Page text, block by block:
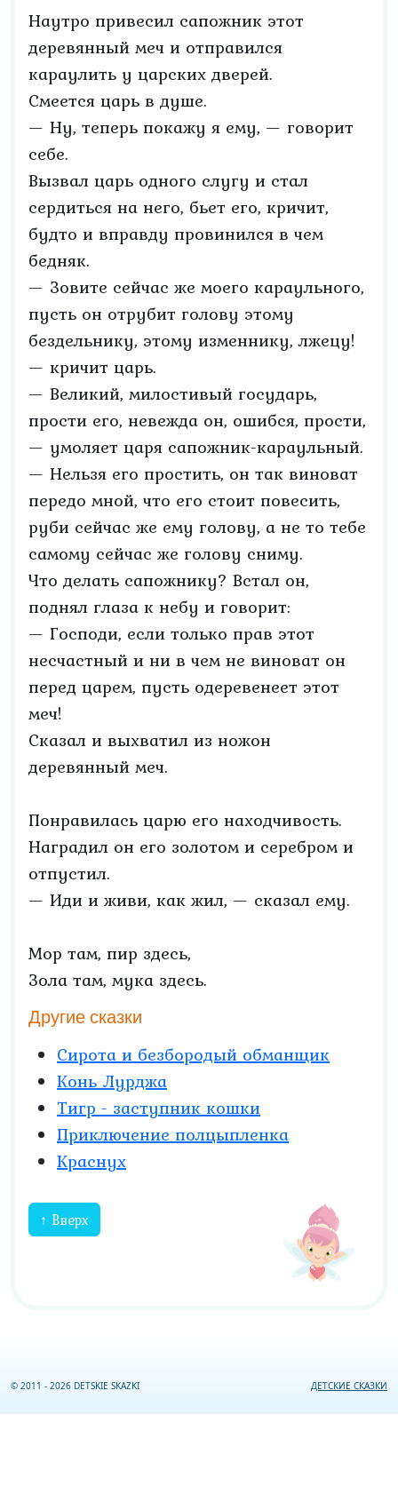
Наутро привесил сапожник этот
деревянный меч и отправился
караулить у царских дверей.
Смеется царь в душе.
— Ну, теперь покажу я ему, — говорит
себе.
Вызвал царь одного слугу и стал
сердиться на него, бьет его, кричит,
будто и вправду провинился в чем
бедняк.
— Зовите сейчас же моего караульного,
пусть он отрубит голову этому
бездельнику, этому изменнику, лжецу!
— кричит царь.
— Великий, милостивый государь,
прости его, невежда он, ошибся, прости,
— умоляет царя сапожник-караульный.
— Нельзя его простить, он так виноват
передо мной, что его стоит повесить,
руби сейчас же ему голову, а не то тебе
самому сейчас же голову сниму.
Что делать сапожнику? Встал он,
поднял глаза к небу и говорит:
— Господи, если только прав этот
несчастный и ни в чем не виноват он
перед царем, пусть одеревенеет этот
меч!
Сказал и выхватил из ножон
деревянный меч.
Понравилась царю его находчивость.
Наградил он его золотом и серебром и
отпустил.
— Иди и живи, как жил, — сказал ему.
Мор там, пир здесь,
Зола там, мука здесь.
Другие сказки
Сирота и безбородый обманщик
Конь Лурджа
Тигр - заступник кошки
Приключение полцыпленка
Краснух
↑ Вверх
© 2011 - 2026 DETSKIE SKAZKI ДЕТСКИЕ СКАЗКИ